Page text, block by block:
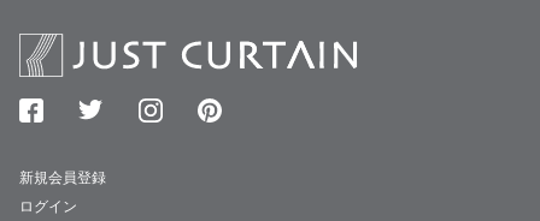
新規会員登録
ログイン